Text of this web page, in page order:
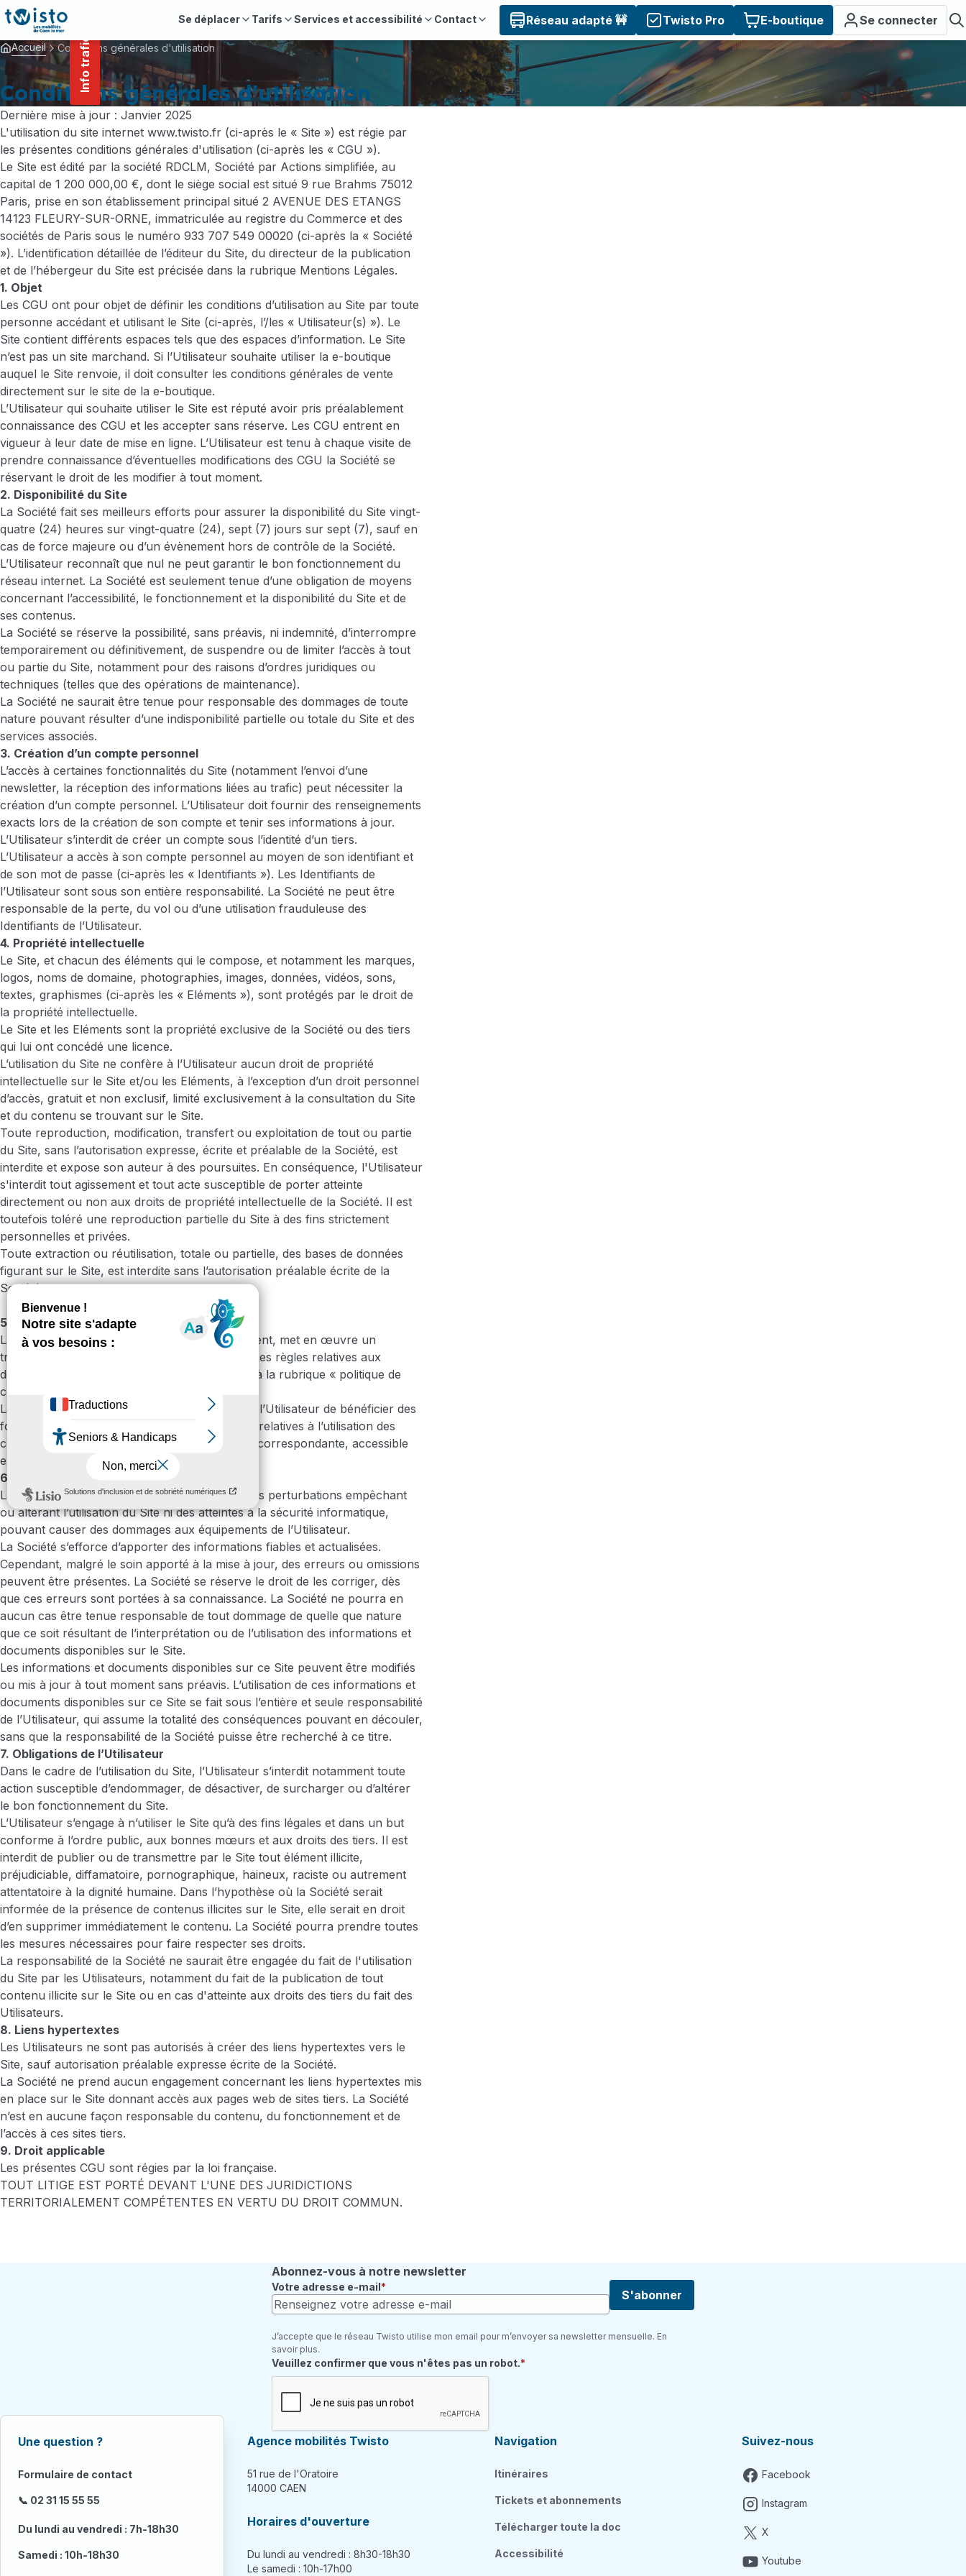
principal
Se déplacer Tarifs Services et accessibilité Contact Réseau adapté 🚧 Twisto Pro E-boutique Se connecter
Info trafic
Accueil Conditions générales d'utilisation
Conditions générales d'utilisation
Dernière mise à jour : Janvier 2025
L'utilisation du site internet www.twisto.fr (ci-après le « Site ») est régie par
les présentes conditions générales d'utilisation (ci-après les « CGU »).
Le Site est édité par la société RDCLM, Société par Actions simplifiée, au
capital de 1 200 000,00 €, dont le siège social est situé 9 rue Brahms 75012
Paris, prise en son établissement principal situé 2 AVENUE DES ETANGS
14123 FLEURY-SUR-ORNE, immatriculée au registre du Commerce et des
sociétés de Paris sous le numéro 933 707 549 00020 (ci-après la « Société
»). L’identification détaillée de l’éditeur du Site, du directeur de la publication
et de l’hébergeur du Site est précisée dans la rubrique Mentions Légales.
1. Objet
Les CGU ont pour objet de définir les conditions d’utilisation au Site par toute
personne accédant et utilisant le Site (ci-après, l’/les « Utilisateur(s) »). Le
Site contient différents espaces tels que des espaces d’information. Le Site
n’est pas un site marchand. Si l’Utilisateur souhaite utiliser la e-boutique
auquel le Site renvoie, il doit consulter les conditions générales de vente
directement sur le site de la e-boutique.
L’Utilisateur qui souhaite utiliser le Site est réputé avoir pris préalablement
connaissance des CGU et les accepter sans réserve. Les CGU entrent en
vigueur à leur date de mise en ligne. L’Utilisateur est tenu à chaque visite de
prendre connaissance d’éventuelles modifications des CGU la Société se
réservant le droit de les modifier à tout moment.
2. Disponibilité du Site
La Société fait ses meilleurs efforts pour assurer la disponibilité du Site vingt-
quatre (24) heures sur vingt-quatre (24), sept (7) jours sur sept (7), sauf en
cas de force majeure ou d’un évènement hors de contrôle de la Société.
L’Utilisateur reconnaît que nul ne peut garantir le bon fonctionnement du
réseau internet. La Société est seulement tenue d’une obligation de moyens
concernant l’accessibilité, le fonctionnement et la disponibilité du Site et de
ses contenus.
La Société se réserve la possibilité, sans préavis, ni indemnité, d’interrompre
temporairement ou définitivement, de suspendre ou de limiter l’accès à tout
ou partie du Site, notamment pour des raisons d’ordres juridiques ou
techniques (telles que des opérations de maintenance).
La Société ne saurait être tenue pour responsable des dommages de toute
nature pouvant résulter d’une indisponibilité partielle ou totale du Site et des
services associés.
3. Création d’un compte personnel
L’accès à certaines fonctionnalités du Site (notamment l’envoi d’une
newsletter, la réception des informations liées au trafic) peut nécessiter la
création d’un compte personnel. L’Utilisateur doit fournir des renseignements
exacts lors de la création de son compte et tenir ses informations à jour.
L’Utilisateur s’interdit de créer un compte sous l’identité d’un tiers.
L’Utilisateur a accès à son compte personnel au moyen de son identifiant et
de son mot de passe (ci-après les « Identifiants »). Les Identifiants de
l’Utilisateur sont sous son entière responsabilité. La Société ne peut être
responsable de la perte, du vol ou d’une utilisation frauduleuse des
Identifiants de l’Utilisateur.
4. Propriété intellectuelle
Le Site, et chacun des éléments qui le compose, et notamment les marques,
logos, noms de domaine, photographies, images, données, vidéos, sons,
textes, graphismes (ci-après les « Eléments »), sont protégés par le droit de
la propriété intellectuelle.
Le Site et les Eléments sont la propriété exclusive de la Société ou des tiers
qui lui ont concédé une licence.
L’utilisation du Site ne confère à l’Utilisateur aucun droit de propriété
intellectuelle sur le Site et/ou les Eléments, à l’exception d’un droit personnel
d’accès, gratuit et non exclusif, limité exclusivement à la consultation du Site
et du contenu se trouvant sur le Site.
Toute reproduction, modification, transfert ou exploitation de tout ou partie
du Site, sans l’autorisation expresse, écrite et préalable de la Société, est
interdite et expose son auteur à des poursuites. En conséquence, l'Utilisateur
s'interdit tout agissement et tout acte susceptible de porter atteinte
directement ou non aux droits de propriété intellectuelle de la Société. Il est
toutefois toléré une reproduction partielle du Site à des fins strictement
personnelles et privées.
Toute extraction ou réutilisation, totale ou partielle, des bases de données
figurant sur le Site, est interdite sans l’autorisation préalable écrite de la
Société.
5. Données à caractère personnel et cookies
La Société, en tant que responsable du traitement, met en œuvre un
traitement de données à caractère personnel. Les règles relatives aux
données personnelles sont décrites sur le Site à la rubrique « politique de
confidentialité » accessible en cliquant ici :
La Société utilise des cookies pour permettre à l’Utilisateur de bénéficier des
fonctionnalités du Site. Toutes les informations relatives à l’utilisation des
cookies sont détaillées sur le Site à la rubrique correspondante, accessible
en
6. Responsabilité de la Société
La Société ne saurait être responsable de toutes perturbations empêchant
ou altérant l’utilisation du Site ni des atteintes à la sécurité informatique,
pouvant causer des dommages aux équipements de l’Utilisateur.
La Société s’efforce d’apporter des informations fiables et actualisées.
Cependant, malgré le soin apporté à la mise à jour, des erreurs ou omissions
peuvent être présentes. La Société se réserve le droit de les corriger, dès
que ces erreurs sont portées à sa connaissance. La Société ne pourra en
aucun cas être tenue responsable de tout dommage de quelle que nature
que ce soit résultant de l’interprétation ou de l’utilisation des informations et
documents disponibles sur le Site.
Les informations et documents disponibles sur ce Site peuvent être modifiés
ou mis à jour à tout moment sans préavis. L’utilisation de ces informations et
documents disponibles sur ce Site se fait sous l’entière et seule responsabilité
de l’Utilisateur, qui assume la totalité des conséquences pouvant en découler,
sans que la responsabilité de la Société puisse être recherché à ce titre.
7. Obligations de l’Utilisateur
Dans le cadre de l’utilisation du Site, l’Utilisateur s’interdit notamment toute
action susceptible d’endommager, de désactiver, de surcharger ou d’altérer
le bon fonctionnement du Site.
L’Utilisateur s’engage à n’utiliser le Site qu’à des fins légales et dans un but
conforme à l’ordre public, aux bonnes mœurs et aux droits des tiers. Il est
interdit de publier ou de transmettre par le Site tout élément illicite,
préjudiciable, diffamatoire, pornographique, haineux, raciste ou autrement
attentatoire à la dignité humaine. Dans l’hypothèse où la Société serait
informée de la présence de contenus illicites sur le Site, elle serait en droit
d’en supprimer immédiatement le contenu. La Société pourra prendre toutes
les mesures nécessaires pour faire respecter ses droits.
La responsabilité de la Société ne saurait être engagée du fait de l'utilisation
du Site par les Utilisateurs, notamment du fait de la publication de tout
contenu illicite sur le Site ou en cas d'atteinte aux droits des tiers du fait des
Utilisateurs.
8. Liens hypertextes
Les Utilisateurs ne sont pas autorisés à créer des liens hypertextes vers le
Site, sauf autorisation préalable expresse écrite de la Société.
La Société ne prend aucun engagement concernant les liens hypertextes mis
en place sur le Site donnant accès aux pages web de sites tiers. La Société
n’est en aucune façon responsable du contenu, du fonctionnement et de
l’accès à ces sites tiers.
9. Droit applicable
Les présentes CGU sont régies par la loi française.
TOUT LITIGE EST PORTÉ DEVANT L'UNE DES JURIDICTIONS
TERRITORIALEMENT COMPÉTENTES EN VERTU DU DROIT COMMUN.
Abonnez-vous à notre newsletter
Votre adresse e-mail
S'abonner
J’accepte que le réseau Twisto utilise mon email pour m’envoyer sa newsletter mensuelle. En
savoir plus.
Champ requis
Veuillez confirmer que vous n'êtes pas un robot.
Une question ?
Formulaire de contact
📞 02 31 15 55 55
Du lundi au vendredi : 7h-18h30
Samedi : 10h-18h30
Agence mobilités Twisto
51 rue de l'Oratoire
14000 CAEN
Horaires d'ouverture
Du lundi au vendredi : 8h30-18h30
Le samedi : 10h-17h00
Navigation
Itinéraires
Tickets et abonnements
Télécharger toute la doc
Accessibilité
Suivez-nous
Facebook
Instagram
X
Youtube
Panneau de gestion des cookies